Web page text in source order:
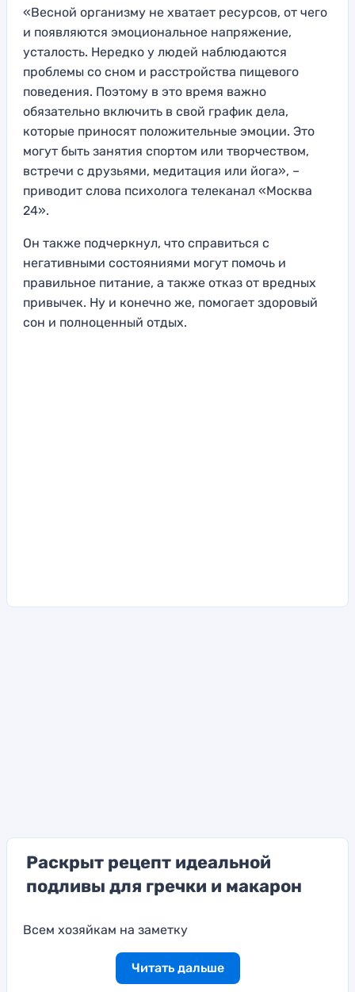
«Весной организму не хватает ресурсов, от чего
и появляются эмоциональное напряжение,
усталость. Нередко у людей наблюдаются
проблемы со сном и расстройства пищевого
поведения. Поэтому в это время важно
обязательно включить в свой график дела,
которые приносят положительные эмоции. Это
могут быть занятия спортом или творчеством,
встречи с друзьями, медитация или йога», –
приводит слова психолога телеканал «Москва
24».
Он также подчеркнул, что справиться с
негативными состояниями могут помочь и
правильное питание, а также отказ от вредных
привычек. Ну и конечно же, помогает здоровый
сон и полноценный отдых.
Раскрыт рецепт идеальной
подливы для гречки и макарон
Всем хозяйкам на заметку
Читать дальше